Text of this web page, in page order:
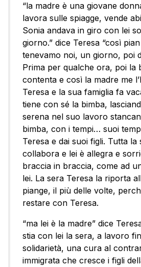
“la madre è una giovane
lavora sulle spiagge, vende
Sonia andava in giro con lei
giorno.” dice Teresa “così
tenevamo noi, un giorno, poi
Prima per qualche ora, poi la
contenta e così la madre me
Teresa e la sua famiglia fa
tiene con sé la bimba,
serena nel suo lavoro
bimba, con i tempi… suoi
Teresa e dai suoi figli. Tutta la
collabora e lei è allegra e
braccia in braccia, come ad
lei. La sera Teresa la riporta
piange, il più delle volte,
restare con Teresa.
“ma lei è la madre” dice
stia con lei la sera, a lavoro
solidarietà, una cura al
immigrata che cresce i figli